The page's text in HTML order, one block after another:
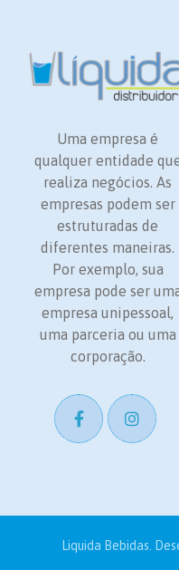
Uma empresa é
qualquer entidade
realiza negócios. As
empresas podem ser
estruturadas de
diferentes maneiras.
Por exemplo, sua
empresa pode ser
empresa unipessoal,
uma parceria ou uma
corporação.
Liquida Bebidas.